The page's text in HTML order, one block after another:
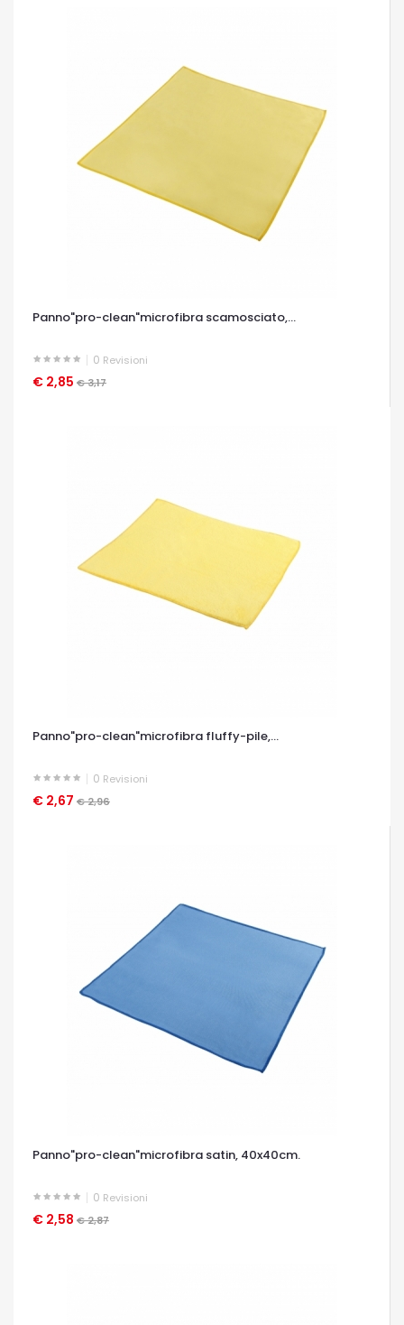
Panno"pro-clean"microfibra scamosciato,...
0 Revisioni
€ 2,85 € 3,17
OCCHIATA VELOCE
Panno"pro-clean"microfibra fluffy-pile,...
0 Revisioni
€ 2,67 € 2,96
OCCHIATA VELOCE
Panno"pro-clean"microfibra satin, 40x40cm.
0 Revisioni
€ 2,58 € 2,87
OCCHIATA VELOCE